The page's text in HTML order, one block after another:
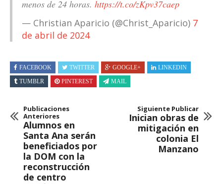
menos de 24 horas. https://t.co/zKpv37caep
— Christian Aparicio (@Christ_Aparicio) 7
de abril de 2024
FACEBOOK TWITTER GOOGLE+
LINKEDIN
TUMBLR
PINTEREST MAIL
Publicaciones
Anteriores
Alumnos en
Santa Ana serán
beneficiados por
la DOM con la
reconstrucción
de centro
Siguiente Publicar
Inician obras de
mitigación en
colonia El
Manzano